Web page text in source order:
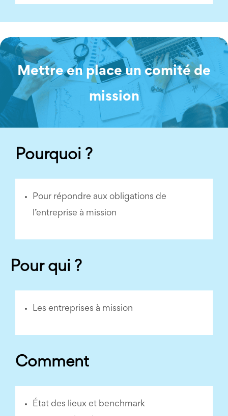
Mettre en place un comité de
mission
Pourquoi ?
Pour répondre aux obligations de
l’entreprise à mission
Pour qui ?
Les entreprises à mission
Comment
État des lieux et benchmark